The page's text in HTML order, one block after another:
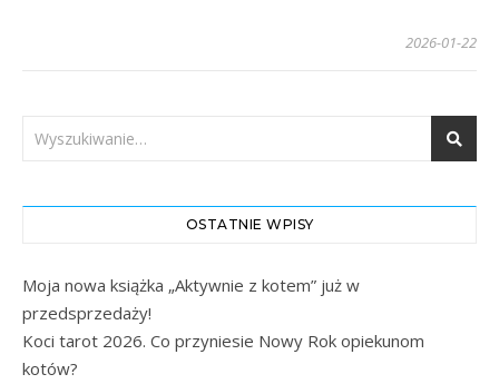
2026-01-22
OSTATNIE WPISY
Moja nowa książka „Aktywnie z kotem” już w
przedsprzedaży!
Koci tarot 2026. Co przyniesie Nowy Rok opiekunom
kotów?